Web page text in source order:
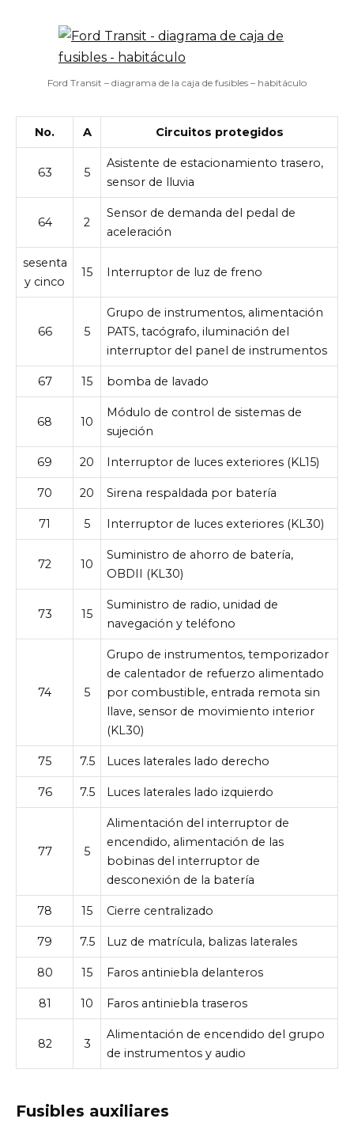
Ford Transit – diagrama de la caja de fusibles – habitáculo
No. A Circuitos protegidos
63 5
Asistente de estacionamiento trasero,
sensor de lluvia
64 2
Sensor de demanda del pedal de
aceleración
sesenta
y cinco
15 Interruptor de luz de freno
66 5
Grupo de instrumentos, alimentación
PATS, tacógrafo, iluminación del
interruptor del panel de instrumentos
67 15 bomba de lavado
68 10
Módulo de control de sistemas de
sujeción
69 20 Interruptor de luces exteriores (KL15)
70 20 Sirena respaldada por batería
71 5 Interruptor de luces exteriores (KL30)
72 10
Suministro de ahorro de batería,
OBDII (KL30)
73 15
Suministro de radio, unidad de
navegación y teléfono
74 5
Grupo de instrumentos, temporizador
de calentador de refuerzo alimentado
por combustible, entrada remota sin
llave, sensor de movimiento interior
(KL30)
75 7.5 Luces laterales lado derecho
76 7.5 Luces laterales lado izquierdo
77 5
Alimentación del interruptor de
encendido, alimentación de las
bobinas del interruptor de
desconexión de la batería
78 15 Cierre centralizado
79 7.5 Luz de matrícula, balizas laterales
80 15 Faros antiniebla delanteros
81 10 Faros antiniebla traseros
82 3
Alimentación de encendido del grupo
de instrumentos y audio
Fusibles auxiliares